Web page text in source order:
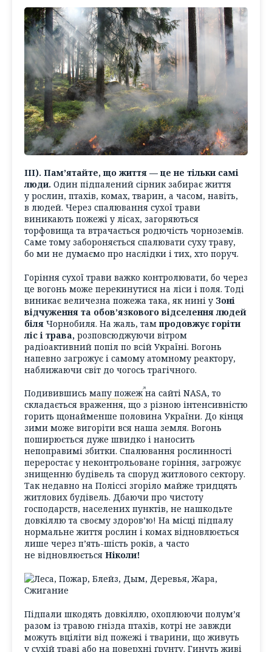
ІІІ). Пам’ятайте, що життя — це не тільки самі
люди. Один підпалений сірник забирає життя
у рослин, птахів, комах, тварин, а часом, навіть,
в людей. Через спалювання сухої трави
виникають пожежі у лісах, загоряються
торфовища та втрачається родючість чорноземів.
Саме тому забороняється спалювати суху траву,
бо ми не думаємо про наслідки і тих, хто поруч.
Горіння сухої трави важко контролювати, бо через
це вогонь може перекинутися на ліси і поля. Тоді
виникає величезна пожежа така, як нині у Зоні
відчуження та обов’язкового відселення людей
біля Чорнобиля. На жаль, тампродовжує горіти
ліс і трава, розповсюджуючи вітром
радіоактивний попіл по всій Україні. Вогонь
напевно загрожує і самому атомному реактору,
наближаючи світ до чогось трагічного.
Подивившись мапу пожежна сайті NASA, то
складається враження, що з різною інтенсивністю
горить щонайменше половина України. До кінця
зими може вигоріти вся наша земля. Вогонь
поширюється дуже швидко і наносить
непоправимі збитки. Спалювання рослинності
переростає у неконтрольоване горіння, загрожує
знищенню будівель та споруд житлового сектору.
Так недавно на Поліссі згоріло майже тридцять
житлових будівель. Дбаючи про чистоту
господарств, населених пунктів, не нашкодьте
довкіллю та своєму здоров’ю! На місці підпалу
нормальне життя рослин і комах відновлюється
лише через п’ять-шість років, а часто
не відновлюється Ніколи!
Підпали шкодять довкіллю, охоплюючи полум’я
разом із травою гнізда птахів, котрі не завжди
можуть вціліти від пожежі і тварини, що живуть
у сухій траві або на поверхні ґрунту. Гинуть живі